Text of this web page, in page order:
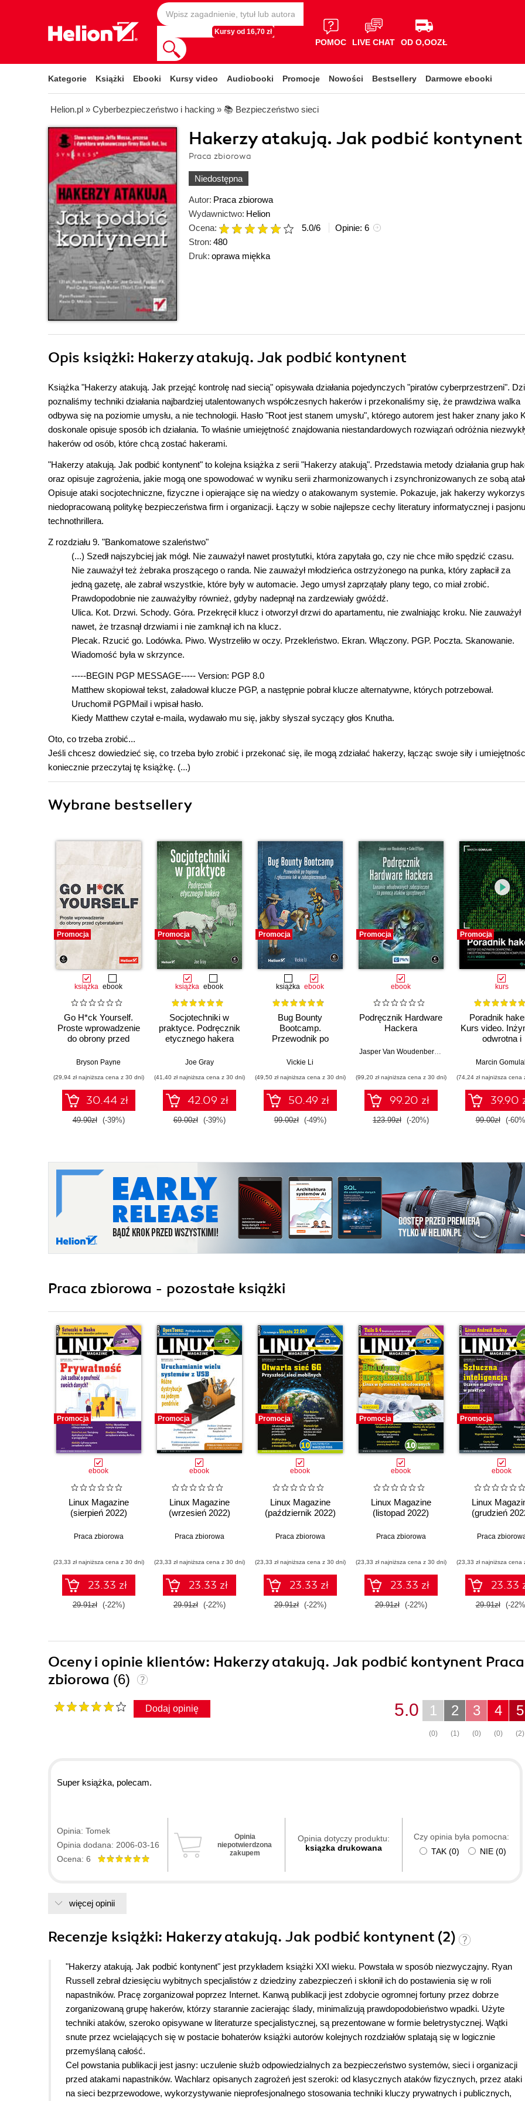
Kursy od 16,70 zł
POMOC LIVE CHAT OD O,OOZŁ
Kategorie Książki Ebooki Kursy video Audiobooki Promocje Nowości Bestsellery Darmowe ebooki
Helion.pl » Cyberbezpieczeństwo i hacking » 📚 Bezpieczeństwo sieci
Hakerzy atakują. Jak podbić kontynent
Praca zbiorowa
Niedostępna
Autor: Praca zbiorowa
Wydawnictwo: Helion
Ocena:
5.0/6 Opinie: 6
Stron: 480
Druk: oprawa miękka
Opis książki: Hakerzy atakują. Jak podbić kontynent
Książka "Hakerzy atakują. Jak przejąć kontrolę nad siecią" opisywała działania pojedynczych "piratów cyberprzestrzeni".
poznaliśmy techniki działania najbardziej utalentowanych współczesnych hakerów i przekonaliśmy się, że prawdziwa walka
odbywa się na poziomie umysłu, a nie technologii. Hasło "Root jest stanem umysłu", którego autorem jest haker znany jako
doskonale opisuje sposób ich działania. To właśnie umiejętność znajdowania niestandardowych rozwiązań odróżnia
hakerów od osób, które chcą zostać hakerami.
"Hakerzy atakują. Jak podbić kontynent" to kolejna książka z serii "Hakerzy atakują". Przedstawia metody działania grup
oraz opisuje zagrożenia, jakie mogą one spowodować w wyniku serii zharmonizowanych i zsynchronizowanych ze sobą
Opisuje ataki socjotechniczne, fizyczne i opierające się na wiedzy o atakowanym systemie. Pokazuje, jak hakerzy
niedopracowaną politykę bezpieczeństwa firm i organizacji. Łączy w sobie najlepsze cechy literatury informatycznej i
technothrillera.
Z rozdziału 9. "Bankomatowe szaleństwo"
(...) Szedł najszybciej jak mógł. Nie zauważył nawet prostytutki, która zapytała go, czy nie chce miło spędzić czasu.
Nie zauważył też żebraka proszącego o randa. Nie zauważył młodzieńca ostrzyżonego na punka, który zapłacił za
jedną gazetę, ale zabrał wszystkie, które były w automacie. Jego umysł zaprzątały plany tego, co miał zrobić.
Prawdopodobnie nie zauważyłby również, gdyby nadepnął na zardzewiały gwóźdź.
Ulica. Kot. Drzwi. Schody. Góra. Przekręcił klucz i otworzył drzwi do apartamentu, nie zwalniając kroku. Nie zauważył
nawet, że trzasnął drzwiami i nie zamknął ich na klucz.
Plecak. Rzucić go. Lodówka. Piwo. Wystrzeliło w oczy. Przekleństwo. Ekran. Włączony. PGP. Poczta. Skanowanie.
Wiadomość była w skrzynce.
-----BEGIN PGP MESSAGE----- Version: PGP 8.0
Matthew skopiował tekst, załadował klucze PGP, a następnie pobrał klucze alternatywne, których potrzebował.
Uruchomił PGPMail i wpisał hasło.
Kiedy Matthew czytał e-maila, wydawało mu się, jakby słyszał syczący głos Knutha.
Oto, co trzeba zrobić...
Jeśli chcesz dowiedzieć się, co trzeba było zrobić i przekonać się, ile mogą zdziałać hakerzy, łącząc swoje siły i
koniecznie przeczytaj tę książkę. (...)
Wybrane bestsellery
Promocja
książka ebook
Go H*ck Yourself.
Proste wprowadzenie
do obrony przed
Bryson Payne
(29,94 zł najniższa cena z 30 dni)
30.44 zł
49.90zł (-39%)
Promocja
książka ebook
Socjotechniki w
praktyce. Podręcznik
etycznego hakera
Joe Gray
(41,40 zł najniższa cena z 30 dni)
42.09 zł
69.00zł (-39%)
Promocja
książka ebook
Bug Bounty
Bootcamp.
Przewodnik po
luk w
Vickie Li
(49,50 zł najniższa cena z 30 dni)
50.49 zł
99.00zł (-49%)
Promocja
ebook
Podręcznik Hardware
Hackera
Jasper Van Woudenberg,
(99,20 zł najniższa cena z 30 dni)
99.20 zł
123.99zł (-20%)
Promocja
kurs
Poradnik
Kurs video.
odwrotna i
programów
Marcin
(74,24 zł najniższa cena
39.90
99.00zł (-
Praca zbiorowa - pozostałe książki
Promocja
ebook
Linux Magazine
(sierpień 2022)
Praca zbiorowa
(23,33 zł najniższa cena z 30 dni)
23.33 zł
29.91zł (-22%)
Promocja
ebook
Linux Magazine
(wrzesień 2022)
Praca zbiorowa
(23,33 zł najniższa cena z 30 dni)
23.33 zł
29.91zł (-22%)
Promocja
ebook
Linux Magazine
(październik 2022)
Praca zbiorowa
(23,33 zł najniższa cena z 30 dni)
23.33 zł
29.91zł (-22%)
Promocja
ebook
Linux Magazine
(listopad 2022)
Praca zbiorowa
(23,33 zł najniższa cena z 30 dni)
23.33 zł
29.91zł (-22%)
Promocja
ebook
Linux
(grudzień
Praca
(23,33 zł najniższa cena
23.33
29.91zł (-
Oceny i opinie klientów: Hakerzy atakują. Jak podbić kontynent Praca
zbiorowa (6)
Dodaj opinię 5
(2)
4
(0)
3
(0)
2
(1)
1
(0)
5.0
Super książka, polecam.
Opinia: Tomek
Opinia dodana: 2006-03-16
Ocena: 6
Opinia
niepotwierdzona
zakupem
Opinia dotyczy produktu:
ksiązka drukowana
Czy opinia była pomocna:
TAK (0) NIE (0)
więcej opinii
Recenzje książki: Hakerzy atakują. Jak podbić kontynent (2)
"Hakerzy atakują. Jak podbić kontynent" jest przykładem książki XXI wieku. Powstała w sposób niezwyczajny. Ryan
Russell zebrał dziesięciu wybitnych specjalistów z dziedziny zabezpieczeń i skłonił ich do postawienia się w roli
napastników. Pracę zorganizował poprzez Internet. Kanwą publikacji jest zdobycie ogromnej fortuny przez dobrze
zorganizowaną grupę hakerów, którzy starannie zacierając ślady, minimalizują prawdopodobieństwo wpadki. Użyte
techniki ataków, szeroko opisywane w literaturze specjalistycznej, są prezentowane w formie beletrystycznej. Wątki
snute przez wcielających się w postacie bohaterów książki autorów kolejnych rozdziałów splatają się w logicznie
przemyślaną całość.
Cel powstania publikacji jest jasny: uczulenie służb odpowiedzialnych za bezpieczeństwo systemów, sieci i organizacji
przed atakami napastników. Wachlarz opisanych zagrożeń jest szeroki: od klasycznych ataków fizycznych, przez ataki
na sieci bezprzewodowe, wykorzystywanie nieprofesjonalnego stosowania techniki kluczy prywatnych i publicznych,